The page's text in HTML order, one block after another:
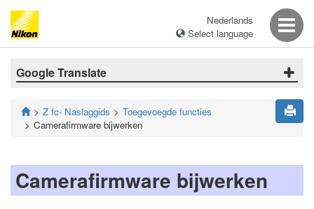
Nederlands
Select language
Google Translate
Z fc- Naslaggids
Toegevoegde functies
Camerafirmware bijwerken
Camerafirmware bijwerken